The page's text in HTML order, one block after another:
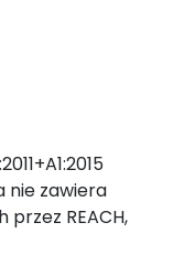
nie zawiera
REACH,